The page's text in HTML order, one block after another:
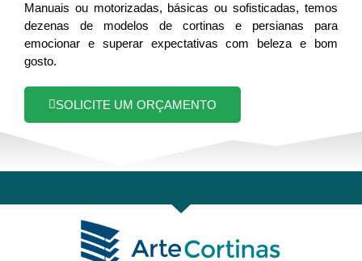
Manuais ou motorizadas, básicas ou sofisticadas, temos
dezenas de modelos de cortinas e persianas para
emocionar e superar expectativas com beleza e bom
gosto.
SOLICITE UM ORÇAMENTO